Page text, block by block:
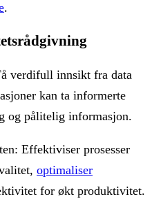
.
verdifull innsikt fra data
kan ta informerte
og pålitelig informasjon.
Effektiviser prosesser
optimaliser
for økt produktivitet.